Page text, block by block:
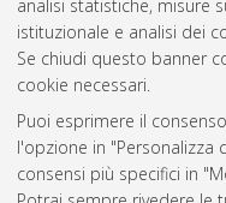
analisi statistiche, misure
istituzionale e analisi dei
Se chiudi questo banner
cookie necessari.
Puoi esprimere il
l'opzione in "Personalizza
consensi più specifici in
Atom
Rss 1.0